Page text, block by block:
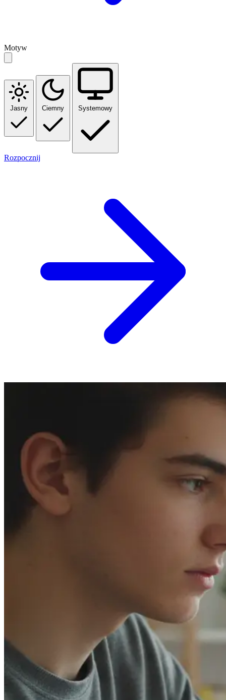
Motyw
Jasny Ciemny Systemowy
Rozpocznij